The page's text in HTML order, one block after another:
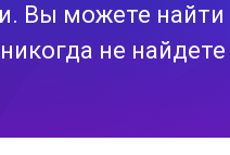
Вы можете
не